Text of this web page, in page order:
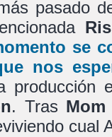
pasado
se
nos
producción
. Tras
cual